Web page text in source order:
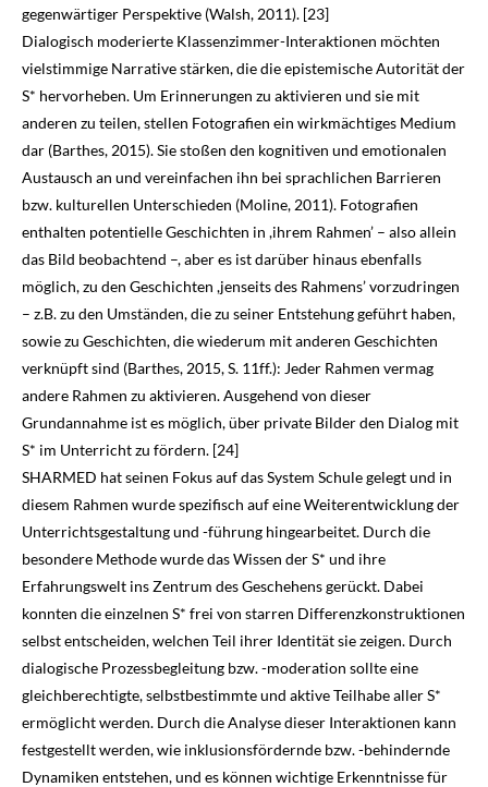
gegenwärtiger Perspektive (Walsh, 2011). [23]
Dialogisch moderierte Klassenzimmer-Interaktionen möchten
vielstimmige Narrative stärken, die die epistemische Autorität der
S* hervorheben. Um Erinnerungen zu aktivieren und sie mit
anderen zu teilen, stellen Fotografien ein wirkmächtiges Medium
dar (Barthes, 2015). Sie stoßen den kognitiven und emotionalen
Austausch an und vereinfachen ihn bei sprachlichen Barrieren
bzw. kulturellen Unterschieden (Moline, 2011). Fotografien
enthalten potentielle Ge­schichten in ,ihrem Rahmen’ – also allein
das Bild beobachtend –, aber es ist darüber hinaus ebenfalls
möglich, zu den Geschichten ,jenseits des Rahmens’ vorzudringen
– z.B. zu den Um­ständen, die zu seiner Entstehung geführt haben,
sowie zu Geschichten, die wiederum mit anderen Geschichten
verknüpft sind (Barthes, 2015, S. 11ff.): Jeder Rahmen vermag
andere Rahmen zu aktivieren. Ausgehend von dieser
Grundannahme ist es möglich, über private Bilder den Dialog mit
S* im Unterricht zu fördern. [24]
SHARMED hat seinen Fokus auf das System Schule gelegt und in
diesem Rahmen wurde spezifisch auf eine Weiterentwicklung der
Unterrichtsgestaltung und -führung hingearbeitet. Durch die
besondere Methode wurde das Wissen der S* und ihre
Erfahrungswelt ins Zentrum des Geschehens gerückt. Dabei
konnten die einzelnen S* frei von starren Differenz­kon­struktionen
selbst entscheiden, welchen Teil ihrer Identität sie zeigen. Durch
dialogische Prozessbegleitung bzw. -moderation sollte eine
gleichberechtigte, selbstbestimmte und aktive Teilhabe aller S*
ermöglicht werden. Durch die Analyse dieser Interaktionen kann
festgestellt werden, wie inklusionsfördernde bzw. -behindernde
Dynamiken entstehen, und es können wichtige Erkenntnisse für